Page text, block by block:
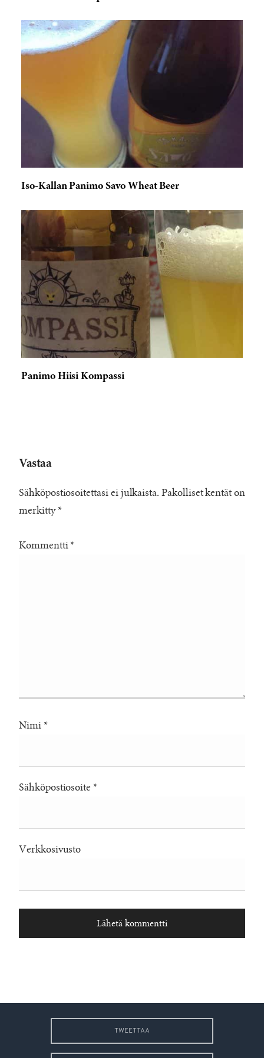
Iso-Kallan Panimo Savo Wheat Beer
Panimo Hiisi Kompassi
Vastaa
Sähköpostiosoitettasi ei julkaista. Pakolliset kentät on
merkitty *
Kommentti *
Nimi *
Sähköpostiosoite *
Verkkosivusto
TWEETTAA